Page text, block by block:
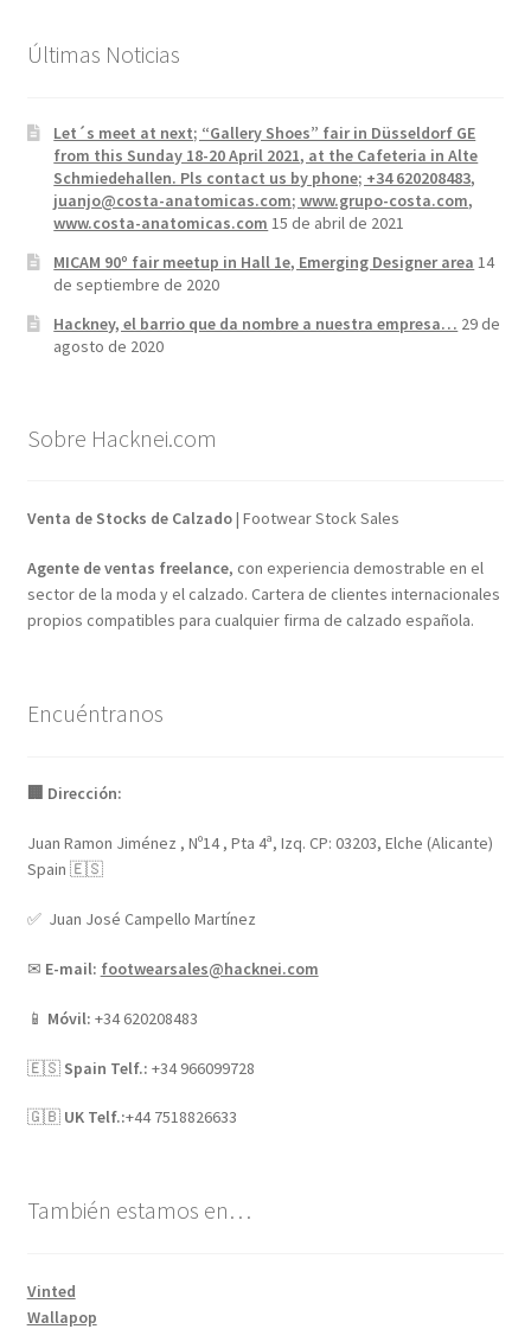
Últimas Noticias
Let´s meet at next; “Gallery Shoes” fair in Düsseldorf GE
from this Sunday 18-20 April 2021, at the Cafeteria in Alte
Schmiedehallen. Pls contact us by phone; +34 620208483,
juanjo@costa-anatomicas.com; www.grupo-costa.com,
www.costa-anatomicas.com 15 de abril de 2021
MICAM 90º fair meetup in Hall 1e, Emerging Designer area 14
de septiembre de 2020
Hackney, el barrio que da nombre a nuestra empresa… 29 de
agosto de 2020
Sobre Hacknei.com
Venta de Stocks de Calzado| Footwear Stock Sales
Agente de ventas freelance, con experiencia demostrable en el
sector de la moda y el calzado. Cartera de clientes internacionales
propios compatibles para cualquier firma de calzado española.
Encuéntranos
🏢 Dirección:
Juan Ramon Jiménez , Nº14 , Pta 4ª, Izq. CP: 03203, Elche (Alicante)
Spain 🇪🇸
✅ Juan José Campello Martínez
✉ E-mail: footwearsales@hacknei.com
📱 Móvil: +34 620208483
🇪🇸 Spain Telf.: +34 966099728
🇬🇧 UK Telf.:+44 7518826633
También estamos en…
Vinted
Wallapop